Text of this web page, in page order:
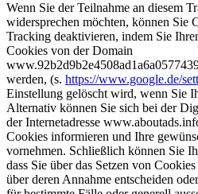
Wenn Sie der Teilnahme an diesem
widersprechen möchten, können Sie
Tracking deaktivieren, indem Sie
Cookies von der Domain
werden, (s. https://www.google.de/
Einstellung gelöscht wird, wenn Sie
Alternativ können Sie sich bei der
der Internetadresse
Cookies informieren und Ihre
vornehmen. Schließlich können Sie
dass Sie über das Setzen von
über deren Annahme entscheiden